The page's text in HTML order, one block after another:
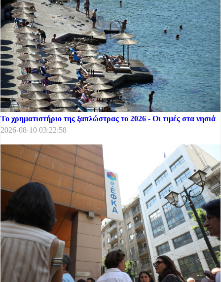
Το χρηματιστήριο της ξαπλώστρας το 2026 - Οι τιμές στα νησιά
2026-08-10 03:22:58